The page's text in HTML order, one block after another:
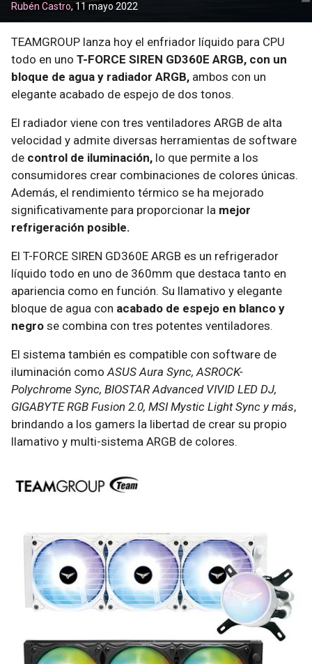
Rubén Castro, 11 mayo 2022
TEAMGROUP lanza hoy el enfriador líquido para CPU
todo en uno T-FORCE SIREN GD360E ARGB, con un
bloque de agua y radiador ARGB, ambos con un
elegante acabado de espejo de dos tonos.
El radiador viene con tres ventiladores ARGB de alta
velocidad y admite diversas herramientas de software
de control de iluminación, lo que permite a los
consumidores crear combinaciones de colores únicas.
Además, el rendimiento térmico se ha mejorado
significativamente para proporcionar la mejor
refrigeración posible.
El T-FORCE SIREN GD360E ARGB es un refrigerador
líquido todo en uno de 360mm que destaca tanto en
apariencia como en función. Su llamativo y elegante
bloque de agua con acabado de espejo en blanco y
negro se combina con tres potentes ventiladores.
El sistema también es compatible con software de
iluminación comoASUS Aura Sync, ASROCK-
Polychrome Sync, BIOSTAR Advanced VIVID LED DJ,
GIGABYTE RGB Fusion 2.0, MSI Mystic Light Sync y más,
brindando a los gamers la libertad de crear su propio
llamativo y multi-sistema ARGB de colores.